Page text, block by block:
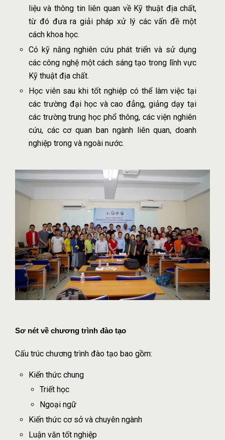
liệu và thông tin liên quan về Kỹ thuật địa chất,
từ đó đưa ra giải pháp xử lý các vấn đề một
cách khoa học.
Có kỹ năng nghiên cứu phát triển và sử dụng
các công nghệ một cách sáng tạo trong lĩnh vực
Kỹ thuật địa chất.
Học viên sau khi tốt nghiệp có thể làm việc tại
các trường đại học và cao đẳng, giảng dạy tại
các trường trung học phổ thông, các viện nghiên
cứu, các cơ quan ban ngành liên quan, doanh
nghiệp trong và ngoài nước.
Sơ nét về chương trình đào tạo
Cấu trúc chương trình đào tạo bao gồm:
Kiến thức chung
Triết học
Ngoại ngữ
Kiến thức cơ sở và chuyên ngành
Luận văn tốt nghiệp